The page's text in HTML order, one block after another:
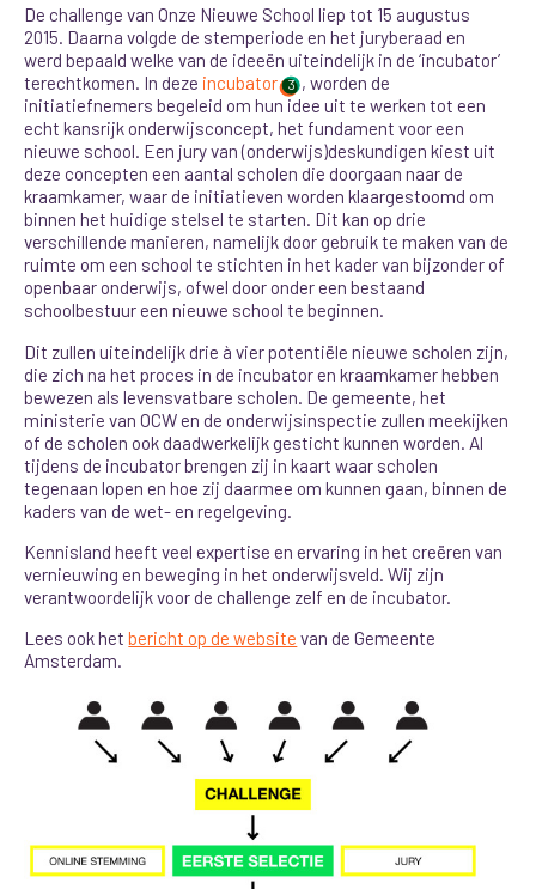
De challenge van Onze Nieuwe School liep tot 15 augustus
2015. Daarna volgde de stemperiode en het juryberaad en
werd bepaald welke van de ideeën uiteindelijk in de ‘incubator’
terechtkomen. In deze incubator 3 , worden de
initiatiefnemers begeleid om hun idee uit te werken tot een
echt kansrijk onderwijsconcept, het fundament voor een
nieuwe school. Een jury van (onderwijs)deskundigen kiest uit
deze concepten een aantal scholen die doorgaan naar de
kraamkamer, waar de initiatieven worden klaargestoomd om
binnen het huidige stelsel te starten. Dit kan op drie
verschillende manieren, namelijk door gebruik te maken van de
ruimte om een school te stichten in het kader van bijzonder of
openbaar onderwijs, ofwel door onder een bestaand
schoolbestuur een nieuwe school te beginnen.
Dit zullen uiteindelijk drie à vier potentiële nieuwe scholen zijn,
die zich na het proces in de incubator en kraamkamer hebben
bewezen als levensvatbare scholen. De gemeente, het
ministerie van OCW en de onderwijsinspectie zullen meekijken
of de scholen ook daadwerkelijk gesticht kunnen worden. Al
tijdens de incubator brengen zij in kaart waar scholen
tegenaan lopen en hoe zij daarmee om kunnen gaan, binnen de
kaders van de wet- en regelgeving.
Kennisland heeft veel expertise en ervaring in het creëren van
vernieuwing en beweging in het onderwijsveld. Wij zijn
verantwoordelijk voor de challenge zelf en de incubator.
Lees ook hetbericht op de website van de Gemeente
Amsterdam.